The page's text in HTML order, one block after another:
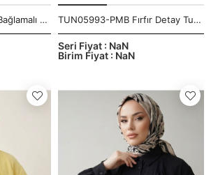
TUN05991-MAV Yan Bağlamalı Çilek Tunik-Mavi TUN05993-PMB Fırfır Detay Tunik-Pembe
Birim Fiyat : NaN
Seri Fiyat : NaN